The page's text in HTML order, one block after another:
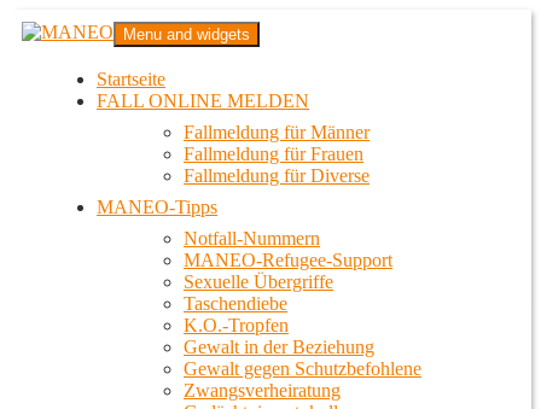
Zum
InhaltMANEO
Das schwule Anti-Gewalt-Projekt in Berlin
Menu and widgets
Startseite
FALL ONLINE MELDEN
Fallmeldung für Männer
Fallmeldung für Frauen
Fallmeldung für Diverse
MANEO-Tipps
Notfall-Nummern
MANEO-Refugee-Support
Sexuelle Übergriffe
Taschendiebe
K.O.-Tropfen
Gewalt in der Beziehung
Gewalt gegen Schutzbefohlene
Zwangsverheiratung